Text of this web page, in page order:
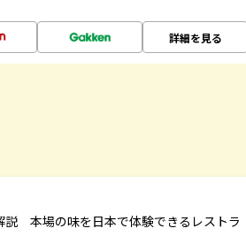
詳細を見る
説 本場の味を日本で体験できるレストラ